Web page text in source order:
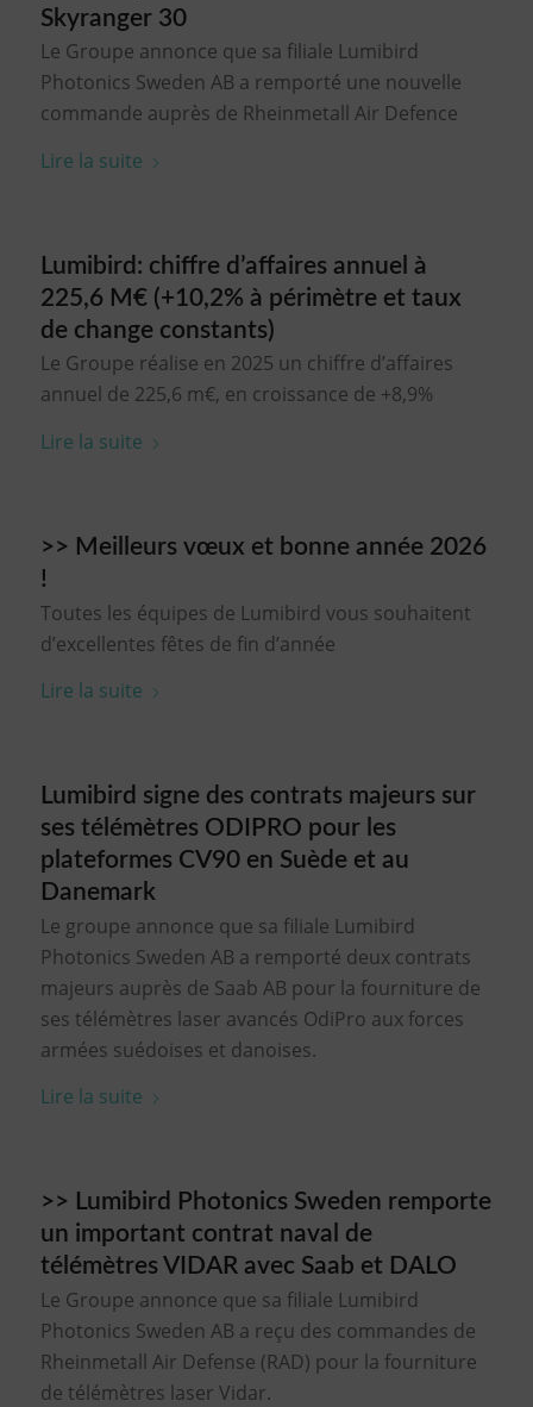
Skyranger 30
Le Groupe annonce que sa filiale Lumibird
Photonics Sweden AB a remporté une nouvelle
commande auprès de Rheinmetall Air Defence
Lire la suite
Lumibird: chiffre d’affaires annuel à
225,6 M€ (+10,2% à périmètre et taux
de change constants)
Le Groupe réalise en 2025 un chiffre d’affaires
annuel de 225,6 m€, en croissance de +8,9%
Lire la suite
>> Meilleurs vœux et bonne année 2026
!
Toutes les équipes de Lumibird vous souhaitent
d’excellentes fêtes de fin d’année
Lire la suite
Lumibird signe des contrats majeurs sur
ses télémètres ODIPRO pour les
plateformes CV90 en Suède et au
Danemark
Le groupe annonce que sa filiale Lumibird
Photonics Sweden AB a remporté deux contrats
majeurs auprès de Saab AB pour la fourniture de
ses télémètres laser avancés OdiPro aux forces
armées suédoises et danoises.
Lire la suite
>> Lumibird Photonics Sweden remporte
un important contrat naval de
télémètres VIDAR avec Saab et DALO
Le Groupe annonce que sa filiale Lumibird
Photonics Sweden AB a reçu des commandes de
Rheinmetall Air Defense (RAD) pour la fourniture
de télémètres laser Vidar.